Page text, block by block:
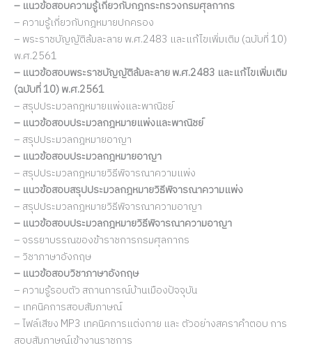
– แนวข้อสอบความรู้เกี่ยวกับกฎกระทรวงกรมศุลกากร
– ความรู้เกี่ยวกับกฎหมายปกครอง
– พระราชบัญญัติล้มละลาย พ.ศ.2483 และแก้ไขเพิ่มเติม (ฉบับที่ 10)
พ.ศ.2561
– แนวข้อสอบพระราชบัญญัติล้มละลาย พ.ศ.2483 และแก้ไขเพิ่มเติม
(ฉบับที่ 10) พ.ศ.2561
– สรุปประมวลกฎหมายแพ่งและพาณิชย์
– แนวข้อสอบประมวลกฎหมายแพ่งและพาณิชย์
– สรุปประมวลกฎหมายอาญา
– แนวข้อสอบประมวลกฎหมายอาญา
– สรุปประมวลกฎหมายวิธีพิจารณาความแพ่ง
– แนวข้อสอบสรุปประมวลกฎหมายวิธีพิจารณาความแพ่ง
– สรุปประมวลกฎหมายวิธีพิจารณาความอาญา
– แนวข้อสอบประมวลกฎหมายวิธีพิจารณาความอาญา
– จรรยาบรรณของข้าราชการกรมศุลกากร
– วิชาภาษาอังกฤษ
– แนวข้อสอบวิชาภาษาอังกฤษ
– ความรู้รอบตัว สถานการณ์บ้านเมืองปัจจุบัน
– เทคนิคการสอบสัมภาษณ์
– ไฟล์เสียง MP3 เทคนิคการแต่งกาย และ ตัวอย่างสคราคำตอบ การ
สอบสัมภาษณ์เข้างานราชการ